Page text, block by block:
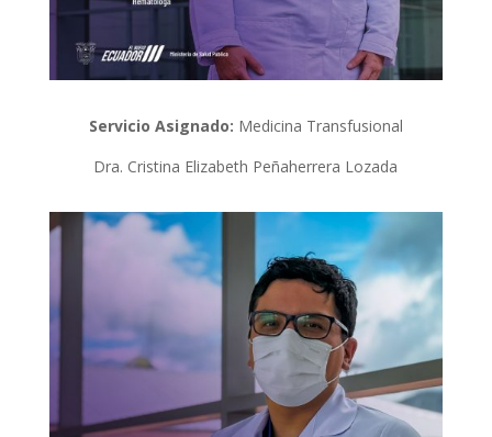
Servicio Asignado: Medicina Transfusional
Dra. Cristina Elizabeth Peñaherrera Lozada